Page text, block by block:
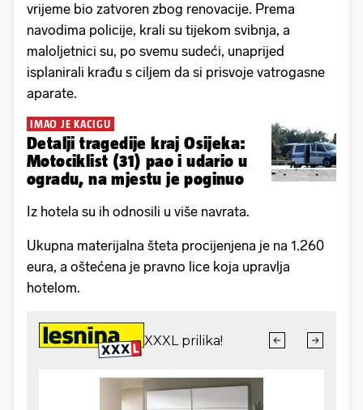
vrijeme bio zatvoren zbog renovacije. Prema
navodima policije, krali su tijekom svibnja, a
maloljetnici su, po svemu sudeći, unaprijed
isplanirali krađu s ciljem da si prisvoje vatrogasne
aparate.
IMAO JE KACIGU
Detalji tragedije kraj Osijeka:
Motociklist (31) pao i udario u
ogradu, na mjestu je poginuo
Iz hotela su ih odnosili u više navrata.
Ukupna materijalna šteta procijenjena je na 1.260
eura, a oštećena je pravno lice koja upravlja
hotelom.